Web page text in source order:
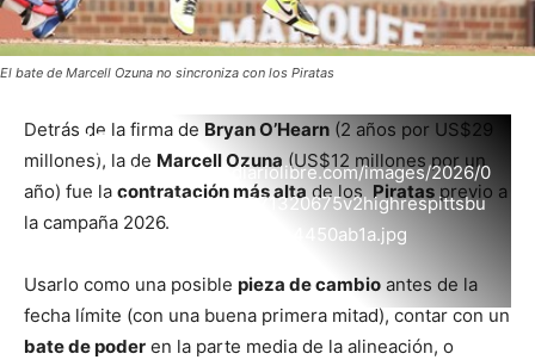
El bate de Marcell Ozuna no sincroniza con los Piratas
Detrás de la firma de Bryan O’Hearn (2 años por US$29
millones), la de Marcell Ozuna(US$12 millones por un
año) fue la contratación más altade los Piratas previo a
la campaña 2026.
Usarlo como una posible pieza de cambio antes de la
fecha límite (con una buena primera mitad), contar con un
bate de poder en la parte media de la alineación, o
https://resources.diariolibre.com/images/2026/0
4/15/afp202604142271320675v2highrespittsbu
rghpiratesvchicagocubs-4450ab1a.jpg